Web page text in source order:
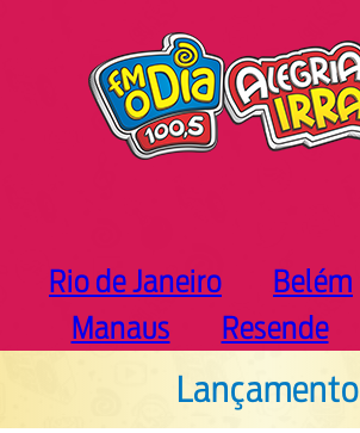
Rio de Janeiro Belém
Manaus
Resende
Lançamento